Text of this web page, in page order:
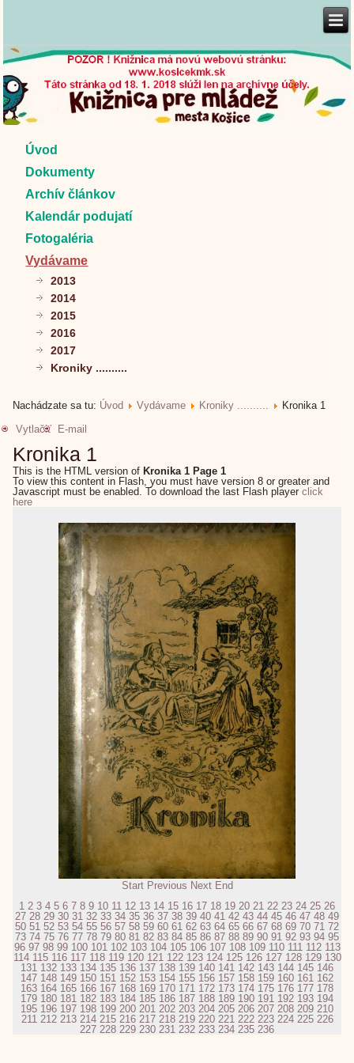
Úvod
Dokumenty
Archív článkov
Kalendár podujatí
Fotogaléria
Vydávame
2013
2014
2015
2016
2017
Kroniky ..........
Nachádzate sa tu: Úvod Vydávame Kroniky ..........
Kronika 1
Vytlačiť
E-mail
Kronika 1
This is the HTML version of Kronika 1 Page 1
To view this content in Flash, you must have version 8 or greater and
Javascript must be enabled. To download the last Flash playerclick
here
Start Previous Next End
1 2 3 4 5 6 7 8 9 10 11 12 13 14 15 16 17 18 19 20 21 22 23 24 25 26
27 28 29 30 31 32 33 34 35 36 37 38 39 40 41 42 43 44 45 46 47 48 49
50 51 52 53 54 55 56 57 58 59 60 61 62 63 64 65 66 67 68 69 70 71 72
73 74 75 76 77 78 79 80 81 82 83 84 85 86 87 88 89 90 91 92 93 94 95
96 97 98 99 100 101 102 103 104 105 106 107 108 109 110 111 112 113
114 115 116 117 118 119 120 121 122 123 124 125 126 127 128 129 130
131 132 133 134 135 136 137 138 139 140 141 142 143 144 145 146
147 148 149 150 151 152 153 154 155 156 157 158 159 160 161 162
163 164 165 166 167 168 169 170 171 172 173 174 175 176 177 178
179 180 181 182 183 184 185 186 187 188 189 190 191 192 193 194
195 196 197 198 199 200 201 202 203 204 205 206 207 208 209 210
211 212 213 214 215 216 217 218 219 220 221 222 223 224 225 226
227 228 229 230 231 232 233 234 235 236